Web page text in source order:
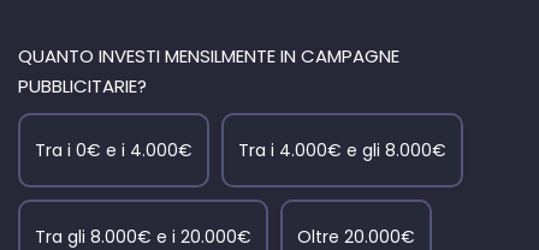
QUANTO INVESTI MENSILMENTE IN CAMPAGNE
PUBBLICITARIE?
Tra i 0€ e i 4.000€ Tra i 4.000€ e gli 8.000€
Tra gli 8.000€ e i 20.000€ Oltre 20.000€